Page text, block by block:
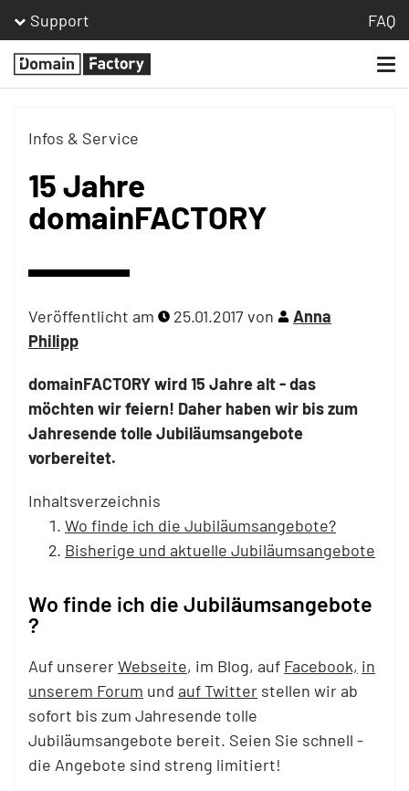
Support FAQ
Homepage
Infos & Service
15 Jahre
domainFACTORY
Veröffentlicht am 25.01.2017von
Anna
Philipp
domainFACTORY wird 15 Jahre alt - das
möchten wir feiern! Daher haben wir bis zum
Jahresende tolle Jubiläumsangebote
vorbereitet.
Inhaltsverzeichnis
Wo finde ich die Jubiläumsangebote?
Bisherige und aktuelle Jubiläumsangebote
Wo finde ich die Jubiläumsangebote
?
Auf unsererWebseite, im Blog, auf Facebook, in
unserem Forum und auf Twitter stellen wir ab
sofort bis zum Jahresende tolle
Jubiläumsangebote bereit. Seien Sie schnell -
die Angebote sind streng limitiert!